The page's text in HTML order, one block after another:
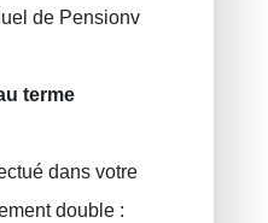
de Pensionv
terme
dans votre
double :